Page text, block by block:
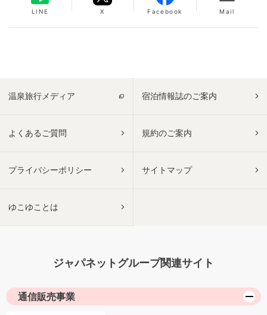
LINE X Facebook Mail
温泉旅行メディア 宿泊情報誌のご案内
よくあるご質問 規約のご案内
プライバシーポリシー サイトマップ
ゆこゆことは
ジャパネットグループ関連サイト
通信販売事業